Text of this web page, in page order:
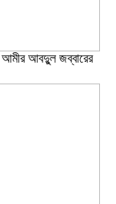
আমীর আবদুুল জব্বারের